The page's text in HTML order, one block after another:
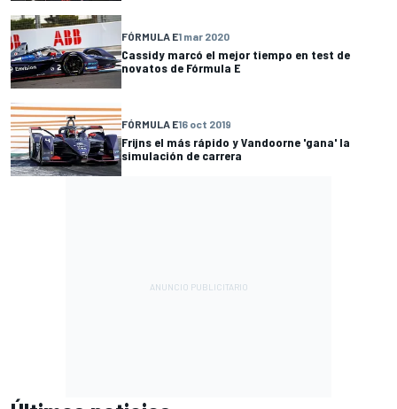
FÓRMULA E1 mar 2020
Cassidy marcó el mejor tiempo en test de
novatos de Fórmula E
FÓRMULA E16 oct 2019
Frijns el más rápido y Vandoorne 'gana' la
simulación de carrera